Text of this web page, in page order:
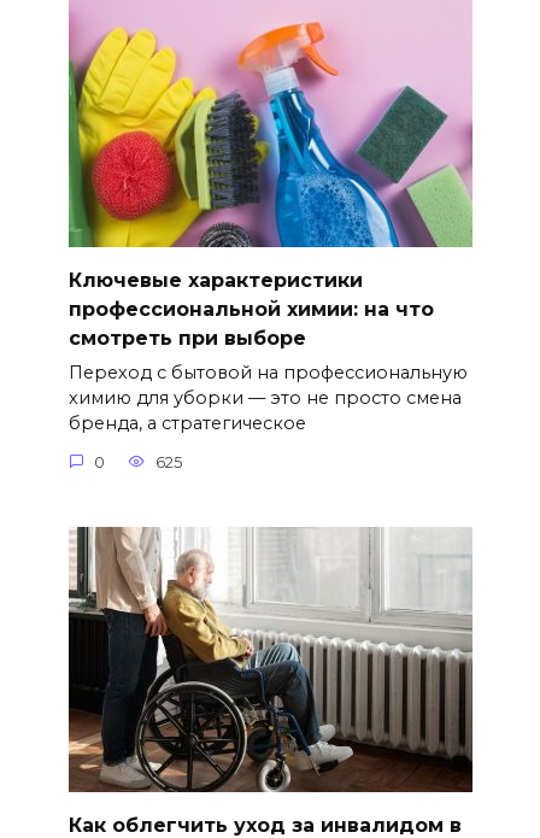
Ключевые характеристики
профессиональной химии: на что
смотреть при выборе
Переход с бытовой на профессиональную
химию для уборки — это не просто смена
бренда, а стратегическое
0 625
Как облегчить уход за инвалидом в